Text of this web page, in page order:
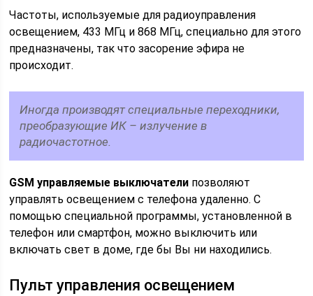
Частоты, используемые для радиоуправления
освещением, 433 МГц и 868 МГц, специально для этого
предназначены, так что засорение эфира не
происходит.
Иногда производят специальные переходники,
преобразующие ИК – излучение в
радиочастотное.
GSM управляемые выключатели позволяют
управлять освещением с телефона удаленно. С
помощью специальной программы, установленной в
телефон или смартфон, можно выключить или
включать свет в доме, где бы Вы ни находились.
Пульт управления освещением